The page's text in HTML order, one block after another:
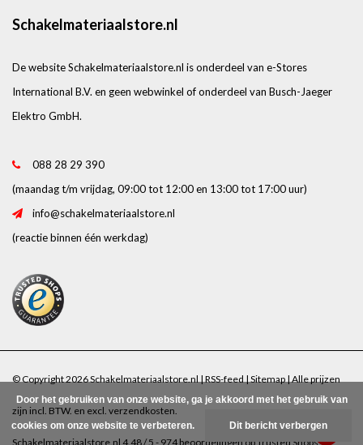
Schakelmateriaalstore.nl
De website Schakelmateriaalstore.nl is onderdeel van e-Stores
International B.V. en geen webwinkel of onderdeel van Busch-Jaeger
Elektro GmbH.
088 28 29 390
(maandag t/m vrijdag, 09:00 tot 12:00 en 13:00 tot 17:00 uur)
info@schakelmateriaalstore.nl
(reactie binnen één werkdag)
© Copyright 2026 Schakelmateriaalstore.nl | RSS-feed | Sitemap | Alle prijzen
zijn incl. BTW. en excl. verzendkosten
Schakelmateriaalstore.nl 4.48/5 - 974beoordelingen op Trusted Shops
Door het gebruiken van onze website, ga je akkoord met het gebruik van
cookies om onze website te verbeteren. Dit bericht verbergen